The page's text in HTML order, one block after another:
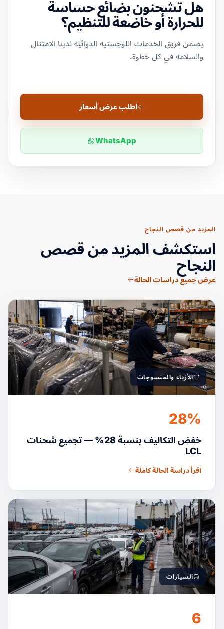
هل تشحنون بضائع حساسة
للحرارة أو خاضعة للتنظيم؟
يضمن فريق الخدمات اللوجستية الدوائية لدينا الامتثال
والسلامة في كل خطوة.
اطلب عرض أسعار
WhatsApp
المزيد من قصص النجاح
استكشف المزيد من قصص
النجاح
عرض جميع دراسات الحالة
الأزياء والمنسوجات
28%
خفض التكاليف بنسبة 28% — تجميع شحنات
LCL
اقرأ دراسة الحالة كاملة
السيارات
6